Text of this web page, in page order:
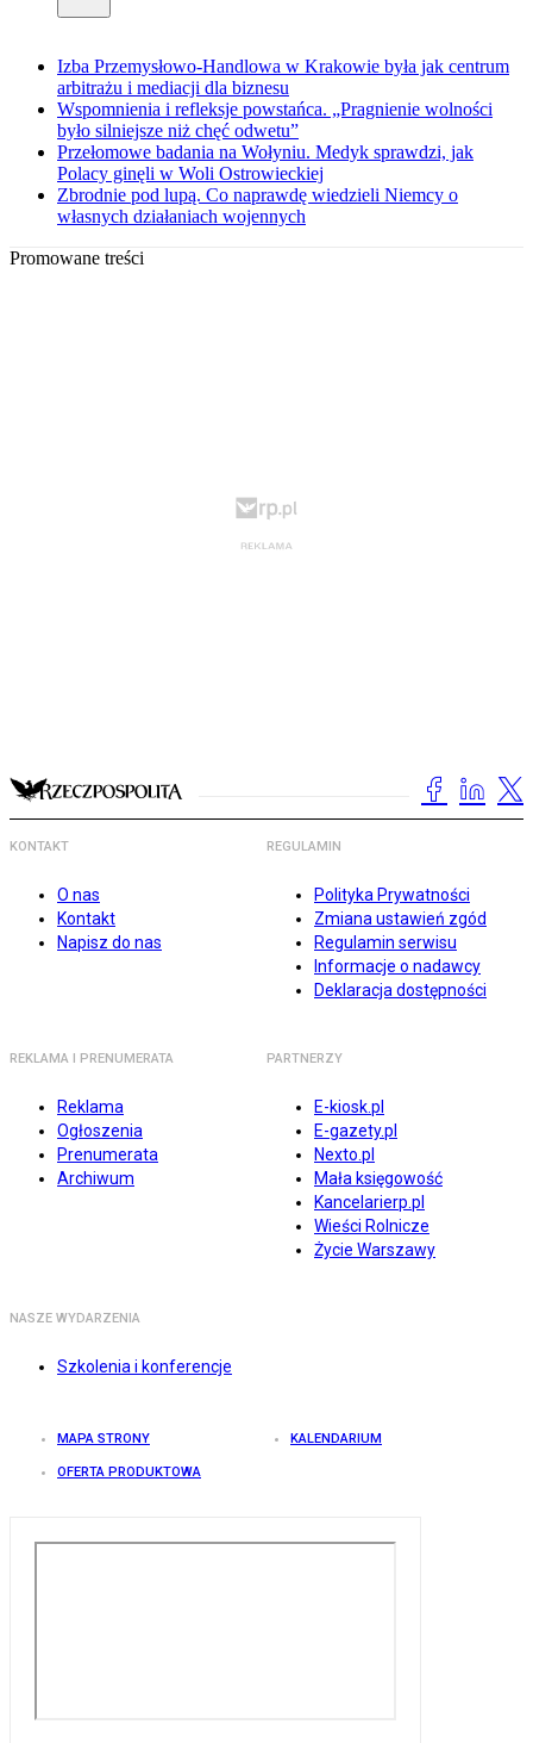
Izba Przemysłowo-Handlowa w Krakowie była jak centrum
arbitrażu i mediacji dla biznesu
Wspomnienia i refleksje powstańca. „Pragnienie wolności
było silniejsze niż chęć odwetu”
Przełomowe badania na Wołyniu. Medyk sprawdzi, jak
Polacy ginęli w Woli Ostrowieckiej
Zbrodnie pod lupą. Co naprawdę wiedzieli Niemcy o
własnych działaniach wojennych
Promowane treści
KONTAKT
O nas
Kontakt
Napisz do nas
REGULAMIN
Polityka Prywatności
Zmiana ustawień zgód
Regulamin serwisu
Informacje o nadawcy
Deklaracja dostępności
REKLAMA I PRENUMERATA
Reklama
Ogłoszenia
Prenumerata
Archiwum
PARTNERZY
E-kiosk.pl
E-gazety.pl
Nexto.pl
Mała księgowość
Kancelarierp.pl
Wieści Rolnicze
Życie Warszawy
NASZE WYDARZENIA
Szkolenia i konferencje
MAPA STRONY KALENDARIUM
OFERTA PRODUKTOWA